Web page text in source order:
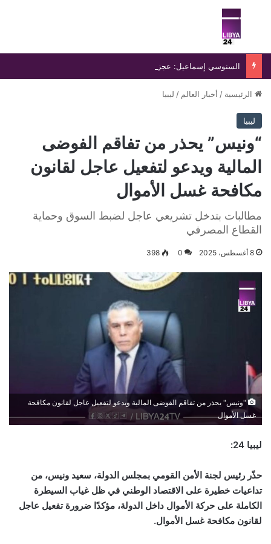
بحث عن
الرئيسية / أخبار العالم / ليبيا
ليبيا
“ونيس” يحذر من تفاقم الفوضى
المالية ويدعو لتفعيل عاجل لقانون
مكافحة غسل الأموال
مطالبات بتدخل تشريعي عاجل لضبط السوق وحماية
القطاع المصرفي
8 أغسطس، 2025 0
398
"ونيس" يحذر من تفاقم الفوضى المالية ويدعو لتفعيل عاجل لقانون مكافحة
غسل الأموال
ليبيا 24:
حذّر رئيس لجنة الأمن القومي بمجلس الدولة، سعيد ونيس، من
تداعيات خطيرة على الاقتصاد الوطني في ظل غياب السيطرة
الكاملة على حركة الأموال داخل الدولة، مؤكدًا ضرورة تفعيل عاجل
لقانون مكافحة غسل الأموال.